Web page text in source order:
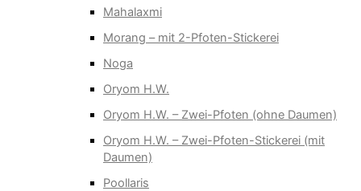
Mahalaxmi
Morang – mit 2-Pfoten-Stickerei
Noga
Oryom H.W.
Oryom H.W. – Zwei-Pfoten (ohne Daumen)
Oryom H.W. – Zwei-Pfoten-Stickerei (mit
Daumen)
Poollaris